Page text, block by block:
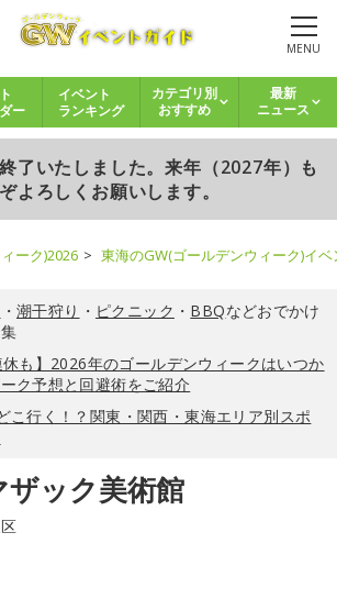
MENU
ー
イベント
ランキング
カテゴリ別
おすすめ
最新
ニュース
了いたしました。来年（2027年）も
よろしくお願いします。
ーク)2026 東海のGW(ゴールデンウィーク)イ
・ 潮干狩り ・ ピクニック ・ BBQなどおでかけ
休も】2026年のゴールデンウィークはいつか
ク予想と回避術をご紹介
こ行く！？関東・関西・東海エリア別スポ
ック美術館